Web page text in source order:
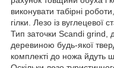
виконувати табірні
гілки. Лезо із вуглецевої
Тип заточки Scandi grind,
деревиною будь-якої
комплекті до ножа йдуть